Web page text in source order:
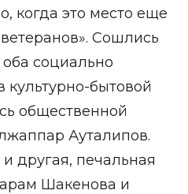
когда это место еще
Сошлись
социально
культурно-бытовой
общественной
Ауталипов.
другая, печальная
Шакенова и